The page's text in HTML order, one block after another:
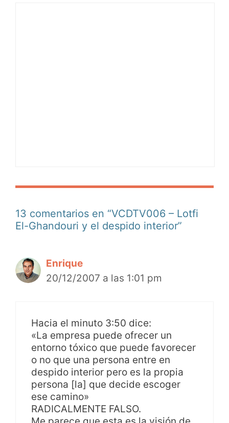
13 comentarios en “VCDTV006 – Lotfi
El-Ghandouri y el despido interior”
Enrique
20/12/2007 a las 1:01 pm
Hacia el minuto 3:50 dice:
«La empresa puede ofrecer un
entorno tóxico que puede favorecer
o no que una persona entre en
despido interior pero es la propia
persona [la] que decide escoger
ese camino»
RADICALMENTE FALSO.